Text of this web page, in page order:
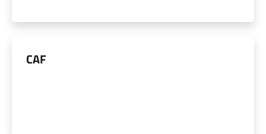
CAF